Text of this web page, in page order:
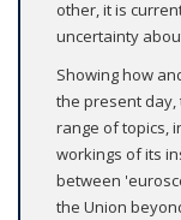
other, it is
uncertainty
Showing how
the present day,
range of topics,
workings of its
between
the Union